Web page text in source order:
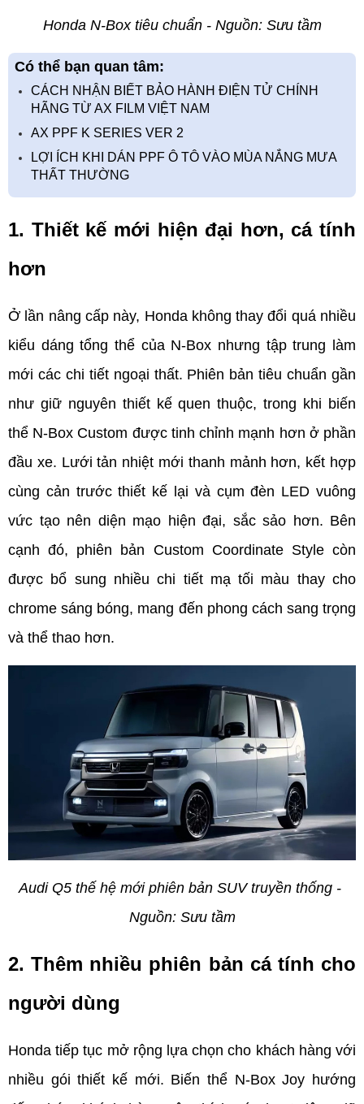
Honda N-Box tiêu chuẩn - Nguồn: Sưu tầm
Có thể bạn quan tâm:
CÁCH NHẬN BIẾT BẢO HÀNH ĐIỆN TỬ CHÍNH
HÃNG TỪ AX FILM VIỆT NAM
AX PPF K SERIES VER 2
LỢI ÍCH KHI DÁN PPF Ô TÔ VÀO MÙA NẮNG MƯA
THẤT THƯỜNG
1. Thiết kế mới hiện đại hơn, cá tính
hơn
Ở lần nâng cấp này, Honda không thay đổi quá nhiều
kiểu dáng tổng thể của N-Box nhưng tập trung làm
mới các chi tiết ngoại thất. Phiên bản tiêu chuẩn gần
như giữ nguyên thiết kế quen thuộc, trong khi biến
thể N-Box Custom được tinh chỉnh mạnh hơn ở phần
đầu xe. Lưới tản nhiệt mới thanh mảnh hơn, kết hợp
cùng cản trước thiết kế lại và cụm đèn LED vuông
vức tạo nên diện mạo hiện đại, sắc sảo hơn. Bên
cạnh đó, phiên bản Custom Coordinate Style còn
được bổ sung nhiều chi tiết mạ tối màu thay cho
chrome sáng bóng, mang đến phong cách sang trọng
và thể thao hơn.
Audi Q5 thế hệ mới phiên bản SUV truyền thống -
Nguồn: Sưu tầm
2. Thêm nhiều phiên bản cá tính cho
người dùng
Honda tiếp tục mở rộng lựa chọn cho khách hàng với
nhiều gói thiết kế mới. Biến thể N-Box Joy hướng